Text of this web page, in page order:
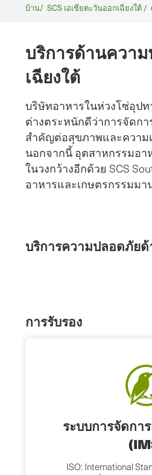
เบ
รด
ค
รัม
บ์
บ้าน/ SCS เอเชียตะวันออกเฉียงใต้ /
บริการด้านความ
เฉียงใต้
บริษัทอาหารในห่วงโซ่อุป
ต่างตระหนักดีว่าการจัดก
สำคัญต่อสุขภาพและความ
นอกจากนี้ อุตสาหกรรมอ
ในวงกว้างอีกด้วย SCS
อาหารและเกษตรกรรมม
บริการความปลอดภัย
การรับรอง
ระบบการจัดกา
ISO: International